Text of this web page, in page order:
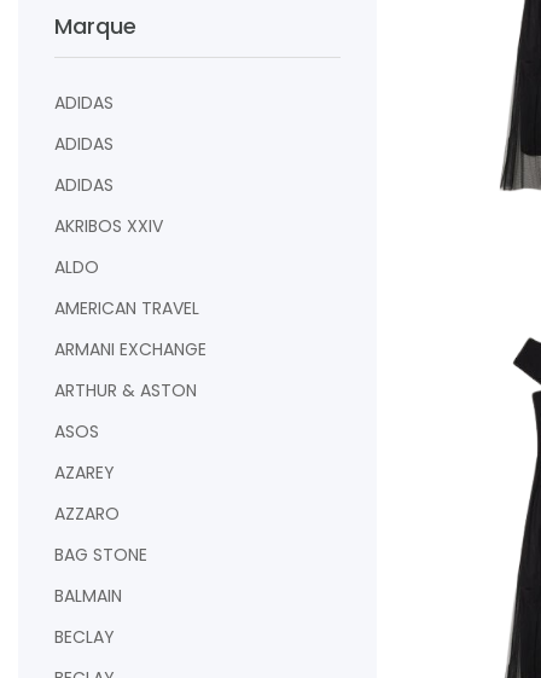
Marque
ADIDAS
ADIDAS
ADIDAS
AKRIBOS XXIV
ALDO
AMERICAN TRAVEL
ARMANI EXCHANGE
ARTHUR & ASTON
ASOS
AZAREY
AZZARO
BAG STONE
BALMAIN
BECLAY